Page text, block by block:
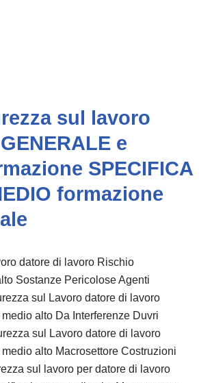
sul lavoro
e
SPECIFICA
formazione
datore di lavoro Rischio
Sostanze Pericolose Agenti
sul Lavoro datore di lavoro
alto Da Interferenze Duvri
sul Lavoro datore di lavoro
alto Macrosettore Costruzioni
sul lavoro per datore di lavoro